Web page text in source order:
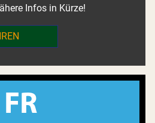
Infos in Kürze!
FR